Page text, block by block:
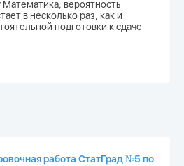
вероятность
в несколько раз, как и
подготовки к сдаче
работа СтатГрад №5 по